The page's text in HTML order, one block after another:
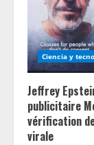
Ciencia y
Jeffrey
publicitaire
vérification
virale